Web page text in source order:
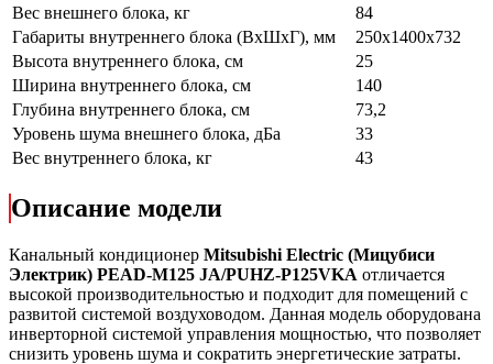
Вес внешнего блока, кг
84
Габариты внутреннего блока (ВхШхГ), мм
250х1400х732
Высота внутреннего блока, см
25
Ширина внутреннего блока, см
140
Глубина внутреннего блока, см
73,2
Уровень шума внешнего блока, дБа
33
Вес внутреннего блока, кг
43
Описание модели
Канальный кондиционер Mitsubishi Electric (Мицубиси
Электрик) PEAD-M125 JA/PUHZ-P125VKA отличается
высокой производительностью и подходит для помещений с
развитой системой воздуховодом. Данная модель оборудована
инверторной системой управления мощностью, что позволяет
снизить уровень шума и сократить энергетические затраты.